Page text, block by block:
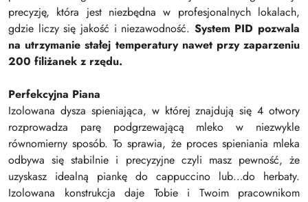
precyzję, która jest niezbędna w profesjonalnych lokalach,
gdzie liczy się jakość i niezawodność. System PID pozwala
na utrzymanie stałej temperatury nawet przy zaparzeniu
200 filiżanek z rzędu.
Perfekcyjna Piana
Izolowana dysza spieniająca, w której znajdują się 4 otwory
rozprowadza parę podgrzewającą mleko w niezwykle
równomierny sposób. To sprawia, że proces spieniania mleka
odbywa się stabilnie i precyzyjne czyli masz pewność, że
uzyskasz idealną piankę do cappuccino lub…do herbaty.
Izolowana konstrukcja daje Tobie i Twoim pracownikom